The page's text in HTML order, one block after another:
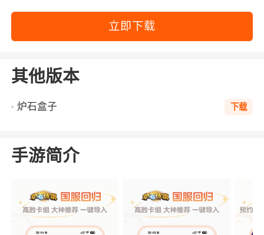
立即下载
其他版本
炉石盒子 下载
手游简介